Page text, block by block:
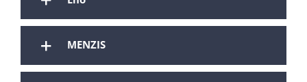
MENZIS